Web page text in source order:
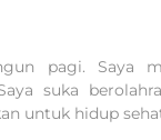
pagi. Saya
suka
untuk hidup